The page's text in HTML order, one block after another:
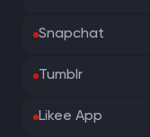
Snapchat
Tumblr
Likee App